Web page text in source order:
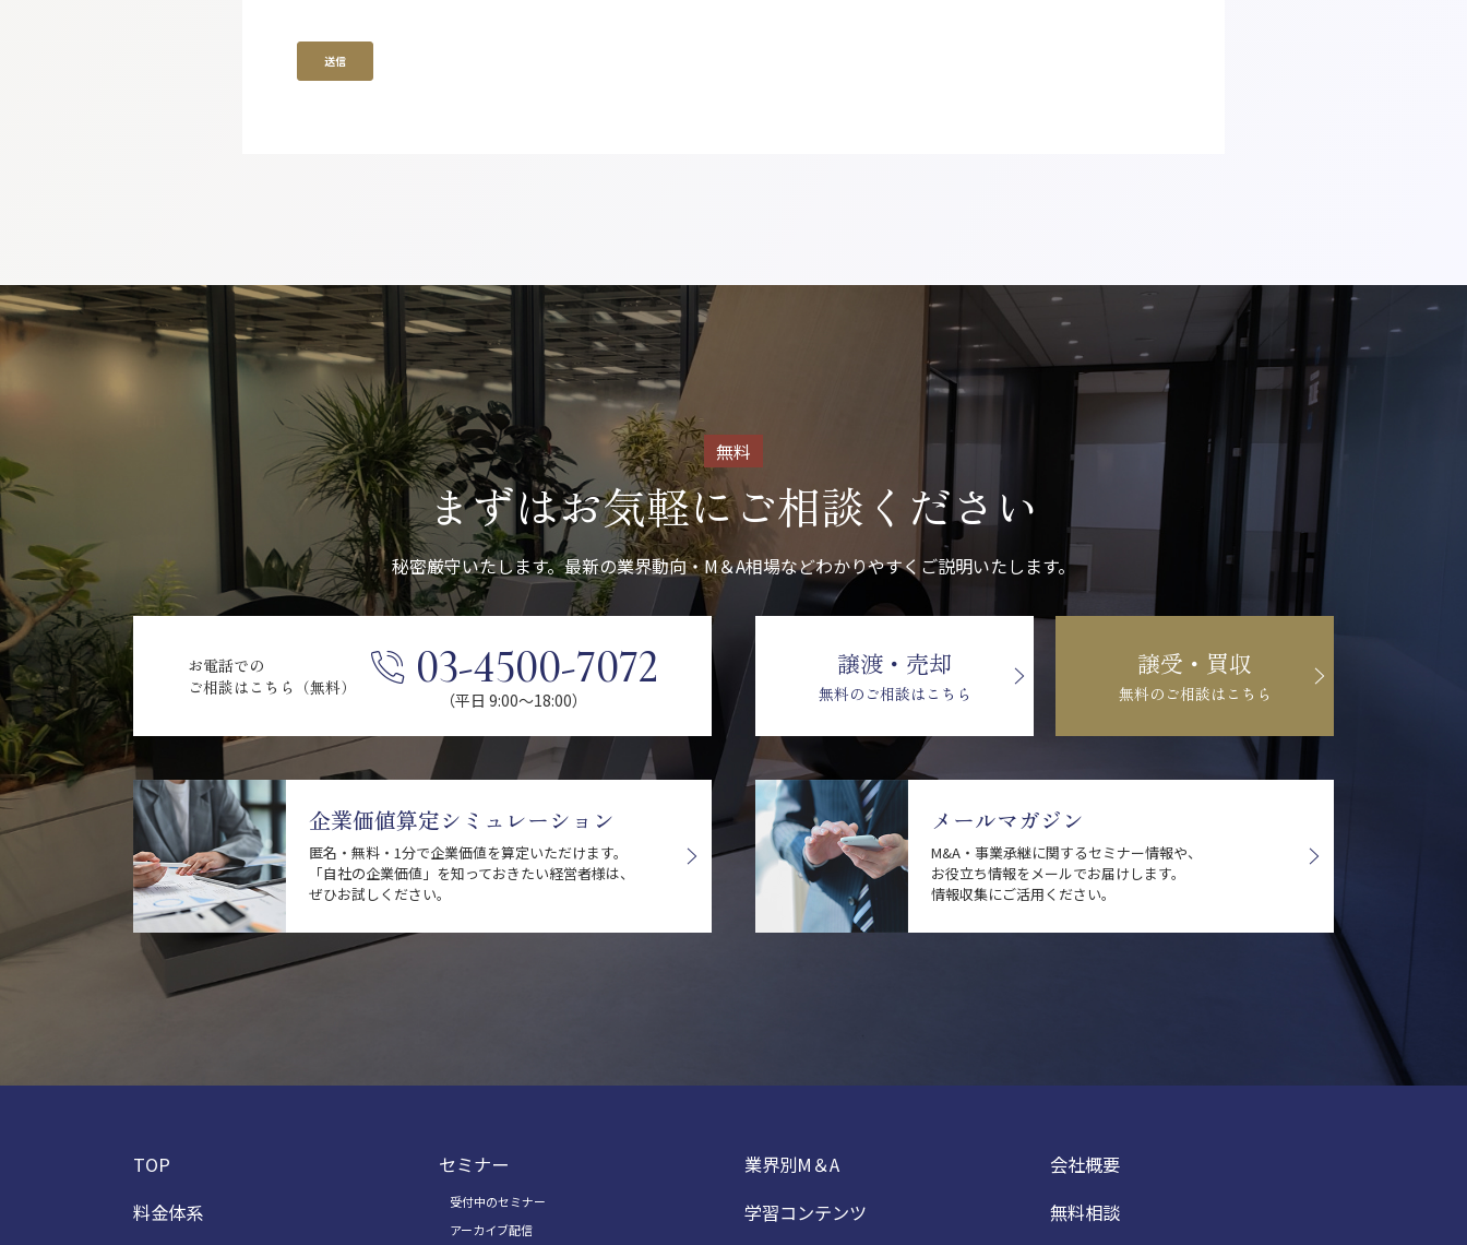
無料
まずはお気軽にご相談ください
秘密厳守いたします。最新の業界動向・M＆A相場などわかりやすくご説明いたします。
お電話での
ご相談はこちら（無料）
03-4500-7072
（平日 9:00〜18:00）
譲渡・売却
無料のご相談はこちら
譲受・買収
無料のご相談はこちら
企業価値算定シミュレーション
匿名・無料・1分で企業価値を算定いただけます。
「自社の企業価値」を知っておきたい経営者様は、
ぜひお試しください。
メールマガジン
M&A・事業承継に関するセミナー情報や、
お役立ち情報をメールでお届けします。
情報収集にご活用ください。
TOP
料金体系
セミナー
受付中のセミナー
アーカイブ配信
業界別M＆A
学習コンテンツ
会社概要
無料相談